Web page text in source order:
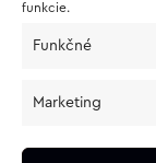
funkcie.
Funkčné
Marketing
Vrátenie a